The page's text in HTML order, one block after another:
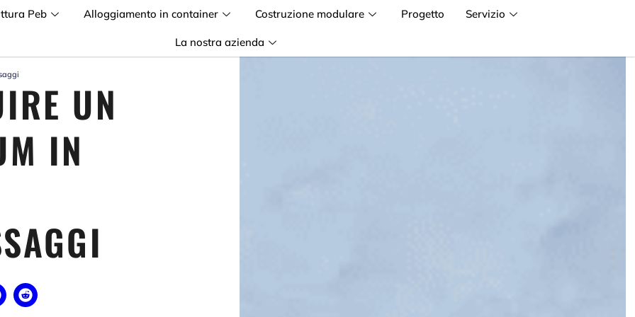
Peb Alloggiamento in container Costruzione modulare Progetto Servizio
La nostra azienda
UN
IN